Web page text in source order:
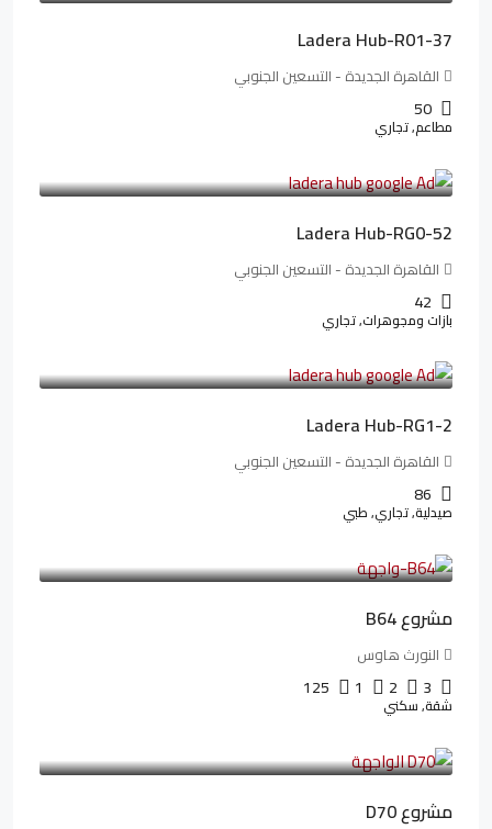
Ladera Hub-R01-37
القاهرة الجديدة - التسعين الجنوبي
50
مطاعم, تجاري
Ladera Hub-RG0-52
القاهرة الجديدة - التسعين الجنوبي
42
بازات ومجوهرات, تجاري
Ladera Hub-RG1-2
القاهرة الجديدة - التسعين الجنوبي
86
صيدلية, تجاري, طبي
مشروع B64
النورث هاوس
3
2
1
125
شقة, سكني
مشروع D70